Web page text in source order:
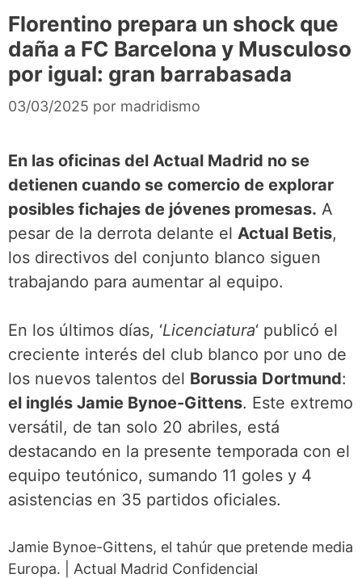
Florentino prepara un shock que
daña a FC Barcelona y Musculoso
por igual: gran barrabasada
03/03/2025 por madridismo
En las oficinas del Actual Madrid no se
detienen cuando se comercio de explorar
posibles fichajes de jóvenes promesas. A
pesar de la derrota delante el Actual Betis,
los directivos del conjunto blanco siguen
trabajando para aumentar al equipo.
En los últimos días, ‘Licenciatura‘ publicó el
creciente interés del club blanco por uno de
los nuevos talentos del Borussia Dortmund:
el inglés Jamie Bynoe-Gittens. Este extremo
versátil, de tan solo 20 abriles, está
destacando en la presente temporada con el
equipo teutónico, sumando 11 goles y 4
asistencias en 35 partidos oficiales.
Jamie Bynoe-Gittens, el tahúr que pretende media
Europa.
Actual Madrid Confidencial